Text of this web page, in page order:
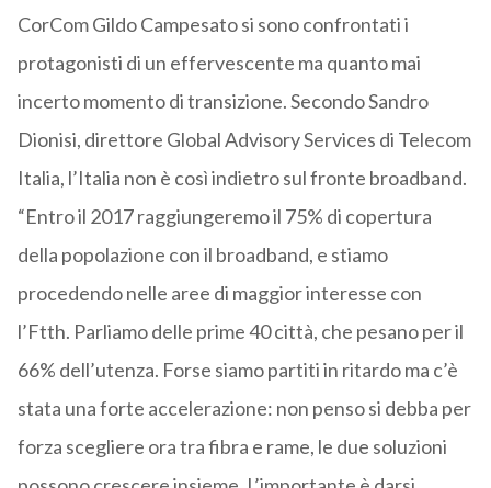
CorCom Gildo Campesato si sono confrontati i
protagonisti di un effervescente ma quanto mai
incerto momento di transizione. Secondo Sandro
Dionisi, direttore Global Advisory Services di Telecom
Italia, l’Italia non è così indietro sul fronte broadband.
“Entro il 2017 raggiungeremo il 75% di copertura
della popolazione con il broadband, e stiamo
procedendo nelle aree di maggior interesse con
l’Ftth. Parliamo delle prime 40 città, che pesano per il
66% dell’utenza. Forse siamo partiti in ritardo ma c’è
stata una forte accelerazione: non penso si debba per
forza scegliere ora tra fibra e rame, le due soluzioni